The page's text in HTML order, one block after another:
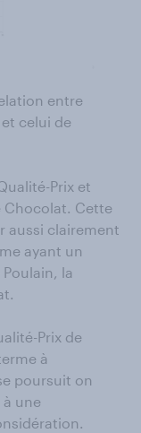
entre
celui de
Prix et
Chocolat. Cette
aussi clairement
ayant un
la
Prix de
à
poursuit on
une